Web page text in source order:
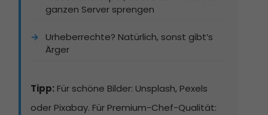
ganzen Server sprengen
Urheberrechte? Natürlich, sonst gibt’s
Ärger
Tipp: Für schöne Bilder: Unsplash, Pexels
oder Pixabay. Für Premium-Chef-Qualität: